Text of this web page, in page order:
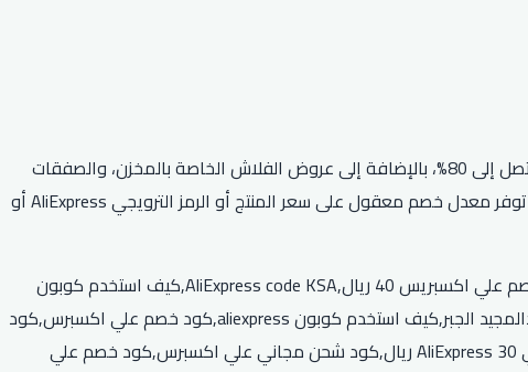
يقدم موقع علي اكسبرس مجموعة من العروض والخصومات الخاصة على جميع المنتجات والمنتجات المتوفرة في المتجر، بقيمة خصم تصل إلى 80%، بالإضافة إلى عروض الفلاش الخاصة بالمخزن، والصفقات
اليومية والأسبوعية، وصفقات الشحن والتوصيل المجاني على الطلبات المتعددة. يقدم المتجر أيضًا كوبونات وأكواد خصم جديدة ومميزة توفر معدل خصم معقول على سعر المنتج أو الرمز الترويجي AliExpress أو
كود خصم علي اكسبرس أول طلب,كود خصم علي اكسبرس 2026,كود خصم علي اكسبرس ديسمبر,كود علي AliExpress 30 ريال,كود خصم علي اكسبريس 40 ريال,AliExpress code KSA,كيف استخدم كوبون
aliexpress,كود علي aliexpress عبدالمجيد الجبر,كود خصم علي اكسبرس أول طلب,كود علي AliExpress 30 ريال,كود علي aliexpress عبدالمجيد الجبر,كيف استخدم كوبون aliexpress,كود خصم علي اكسبرس,كود
خصم علي اكسبرس 2026,كود خصم علي اكسبرس ديسمبر,,كود خصم علي اكسبريس 40 ريال,كود خصم علي اكسبرس ديسمبر,كود علي AliExpress 30 ريال,كود شحن مجاني علي اكسبرس,كود خصم علي